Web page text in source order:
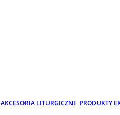
AKCESORIA LITURGICZNE PRODUKTY